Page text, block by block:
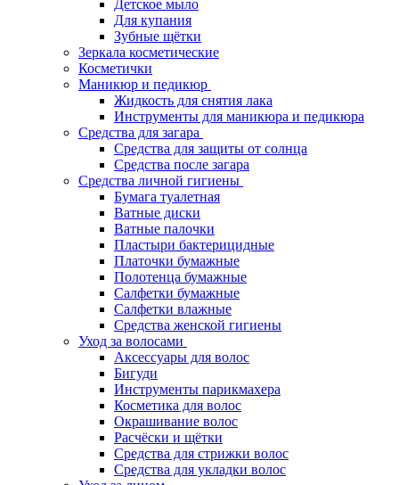
Детское мыло
Для купания
Зубные щётки
Зеркала косметические
Косметички
Маникюр и педикюр
Жидкость для снятия лака
Инструменты для маникюра и педикюра
Средства для загара
Средства для защиты от солнца
Средства после загара
Средства личной гигиены
Бумага туалетная
Ватные диски
Ватные палочки
Пластыри бактерицидные
Платочки бумажные
Полотенца бумажные
Салфетки бумажные
Салфетки влажные
Средства женской гигиены
Уход за волосами
Аксессуары для волос
Бигуди
Инструменты парикмахера
Косметика для волос
Окрашивание волос
Расчёски и щётки
Средства для стрижки волос
Средства для укладки волос